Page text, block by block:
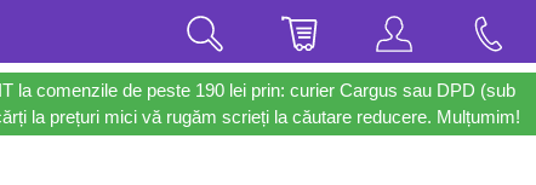
la comenzile de peste 190 lei prin: curier Cargus sau DPD (sub
la prețuri mici vă rugăm scrieți la căutare reducere. Mulțumim!